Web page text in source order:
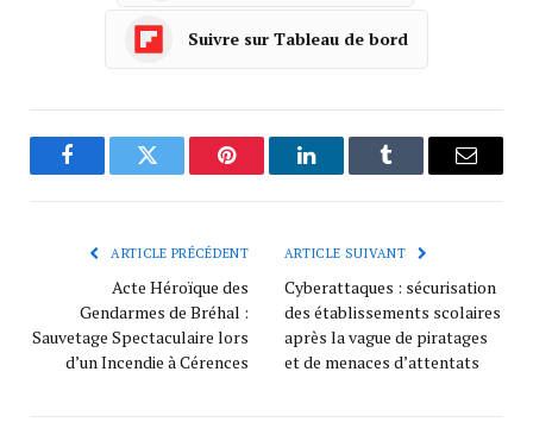
Suivre sur Tableau de bord
FacebookTwitter Pinterest LinkedInTumblr
ARTICLE PRÉCÉDENT
Acte Héroïque des
Gendarmes de Bréhal :
Sauvetage Spectaculaire lors
d’un Incendie à Cérences
ARTICLE SUIVANT
Cyberattaques : sécurisation
des établissements scolaires
après la vague de piratages
et de menaces d’attentats